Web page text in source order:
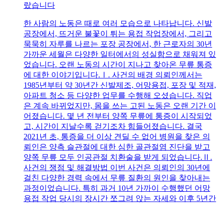
랐습니다
한 사람의 노동은 때로 여러 모습으로 나타납니다. 신발
공장에서, 뜨거운 불꽃이 튀는 용접 작업장에서, 그리고
묵묵히 자루를 나르는 포장 공장에서, 한 근로자의 30년
가까운 세월은 다양한 일터에서의 성실함으로 채워져 있
었습니다. 오랜 노동의 시간이 지나고 찾아온 무릎 통증
에 대한 이야기입니다.Ⅰ. 사건의 배경 의뢰인께서는
1985년부터 약 30년간 신발제조, 어망용접, 포장 및 적재,
아파트 청소 등 다양한 업무를 수행해 오셨습니다. 직업
은 계속 바뀌었지만, 몸을 쓰는 고된 노동은 오랜 기간 이
어졌습니다. 몇 년 전부터 양쪽 무릎에 통증이 시작되었
고, 시간이 지날수록 걷기조차 힘들어졌습니다. 결국
2021년 초, 통증을 더 이상 견딜 수 없어 병원을 찾은 의
뢰인은 양측 슬관절에 대한 심한 골관절염 진단을 받고
양쪽 무릎 모두 인공관절 치환술을 받게 되었습니다.Ⅱ.
사건의 쟁점 및 해결방법 이번 사건은 의뢰인의 30년에
걸친 다양한 경력 속에서 무릎 질환의 원인을 찾아내는
과정이었습니다. 특히 과거 10년 가까이 수행했던 어망
용접 작업 당시의 장시간 쪼그려 앉는 자세와 이후 5년간